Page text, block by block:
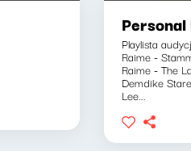
Playlista
Raime -
Raime - The
Demdike
Lee...